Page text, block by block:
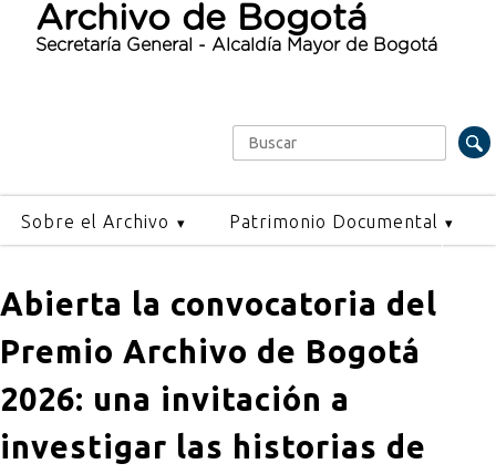
Archivo de Bogotá
Secretaría General - Alcaldía Mayor de Bogotá
Formulario de búsqueda
Buscar
Sobre el Archivo Patrimonio Documental
Abierta la convocatoria del
Premio Archivo de Bogotá
2026: una invitación a
investigar las historias de